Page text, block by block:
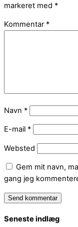
markeret med *
Kommentar *
Navn *
E-mail *
Websted
Gem mit navn,
gang jeg
Seneste indlæg